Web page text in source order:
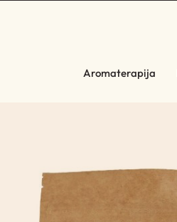
Aromaterapija